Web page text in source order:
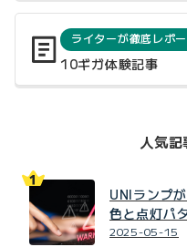
ライターが徹底レポ
10ギガ体験記事
人気
UNIランプ
色と点灯パ
2025-05-15